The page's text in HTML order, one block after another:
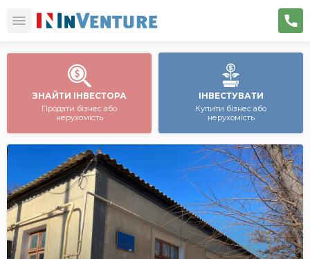
ЗНАЙТИ ІНВЕСТОРА
Продати бізнес або
нерухомість
ІНВЕСТУВАТИ
Купити бізнес або
нерухомість